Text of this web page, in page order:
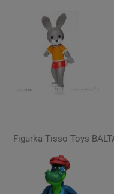
Figurka Tisso Toys